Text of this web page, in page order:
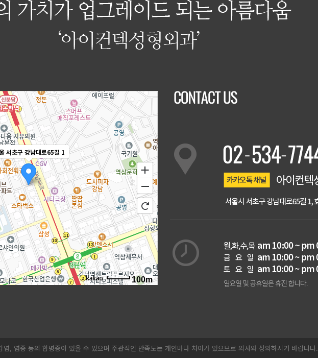
서초구 강남대로65길 1
100m
, 염증 등의 합병증이 있을 수 있으며 주관적인 만족도는 개인마다 차이가 있으므로 의사와 상의하시기 바랍니다.